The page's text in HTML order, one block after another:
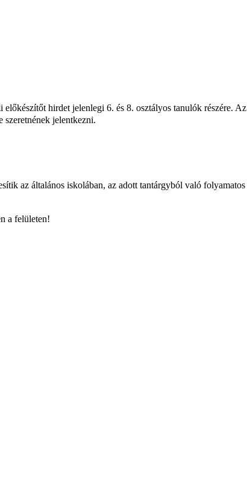
hirdet jelenlegi 6. és 8. osztályos tanulók részére. Az
szeretnének jelentkezni.
az általános iskolában, az adott tantárgyból való folyamatos
a felületen!